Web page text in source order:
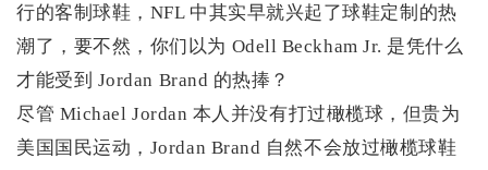
行的客制球鞋，NFL 中其实早就兴起了球鞋定制的热
潮了，要不然，你们以为 Odell Beckham Jr. 是凭什么
才能受到 Jordan Brand 的热捧？
尽管 Michael Jordan 本人并没有打过橄榄球，但贵为
美国国民运动，Jordan Brand 自然不会放过橄榄球鞋